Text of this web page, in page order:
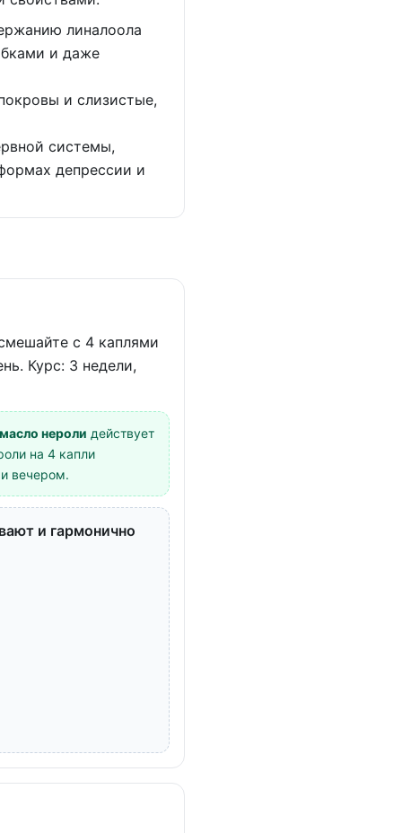
линалоола
и даже
и слизистые,
системы,
депрессии и
с 4 каплями
Курс: 3 недели,
нероли действует
на 4 капли
вечером.
и гармонично